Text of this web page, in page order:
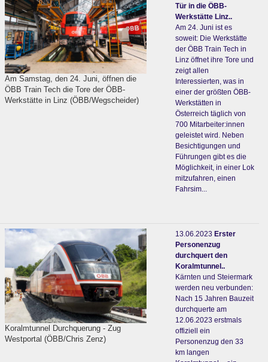
Am Samstag, den 24. Juni, öffnen die
ÖBB Train Tech die Tore der ÖBB-
Werkstätte in Linz (ÖBB/Wegscheider)
Tür in die ÖBB-
Werkstätte Linz..
Am 24. Juni ist es
soweit: Die Werkstätte
der ÖBB Train Tech in
Linz öffnet ihre Tore und
zeigt allen
Interessierten, was in
einer der größten ÖBB-
Werkstätten in
Österreich täglich von
700 Mitarbeiter:innen
geleistet wird. Neben
Besichtigungen und
Führungen gibt es die
Möglichkeit, in einer Lok
mitzufahren, einen
Fahrsim...
Koralmtunnel Durchquerung - Zug
Westportal (ÖBB/Chris Zenz)
13.06.2023 Erster
Personenzug
durchquert den
Koralmtunnel..
Kärnten und Steiermark
werden neu verbunden:
Nach 15 Jahren Bauzeit
durchquerte am
12.06.2023 erstmals
offiziell ein
Personenzug den 33
km langen